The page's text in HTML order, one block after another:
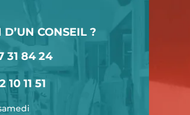
D’UN CONSEIL ?
31 84 24
10 11 51